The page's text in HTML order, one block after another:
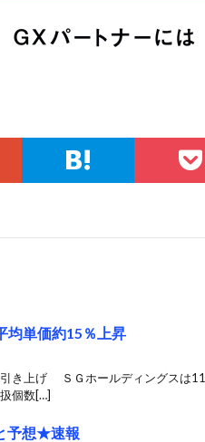
均単価約15％上昇
き上げ ＳＧホールディングスは
個数[…]
予想★速報